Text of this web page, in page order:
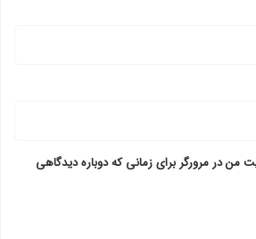
من در مرورگر برای زمانی که دوباره دیدگاهی